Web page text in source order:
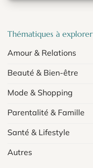
Thématiques à explorer
Amour & Relations
Beauté & Bien-être
Mode & Shopping
Parentalité & Famille
Santé & Lifestyle
Autres